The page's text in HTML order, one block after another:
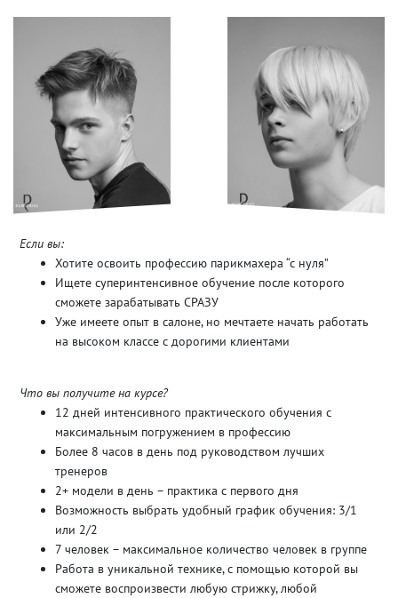
Если вы:
Хотите освоить профессию парикмахера “с нуля”
Ищете суперинтенсивное обучение после которого
сможете зарабатывать СРАЗУ
Уже имеете опыт в салоне, но мечтаете начать работать
на высоком классе с дорогими клиентами
Что вы получите на курсе?
12 дней интенсивного практического обучения с
максимальным погружением в профессию
Более 8 часов в день под руководством лучших
тренеров
2+ модели в день – практика с первого дня
Возможность выбрать удобный график обучения: 3/1
или 2/2
7 человек – максимальное количество человек в группе
Работа в уникальной технике, с помощью которой вы
сможете воспроизвести любую стрижку, любой